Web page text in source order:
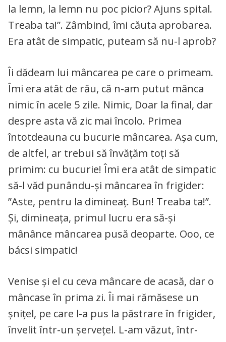
la lemn, la lemn nu poc picior? Ajuns spital.
Treaba ta!”. Zâmbind, îmi căuta aprobarea.
Era atât de simpatic, puteam să nu-l aprob?
Îi dădeam lui mâncarea pe care o primeam.
Îmi era atât de rău, că n-am putut mânca
nimic în acele 5 zile. Nimic, Doar la final, dar
despre asta vă zic mai încolo. Primea
întotdeauna cu bucurie mâncarea. Așa cum,
de altfel, ar trebui să învățăm toți să
primim: cu bucurie! Îmi era atât de simpatic
să-l văd punându-și mâncarea în frigider:
”Aste, pentru la dimineaț. Bun! Treaba ta!”.
Și, dimineața, primul lucru era să-și
mânânce mâncarea pusă deoparte. Ooo, ce
bácsi simpatic!
Venise și el cu ceva mâncare de acasă, dar o
mâncase în prima zi. Îi mai rămăsese un
șnițel, pe care l-a pus la păstrare în frigider,
învelit într-un șervețel. L-am văzut, într-